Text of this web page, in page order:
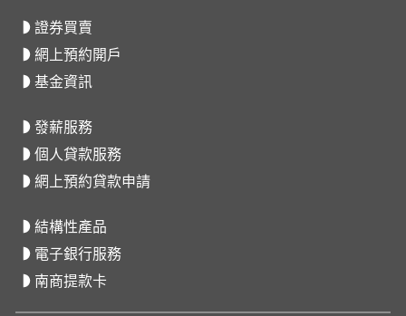
證券買賣
網上預約開戶
基金資訊
發薪服務
個人貸款服務
網上預約貸款申請
結構性產品
電子銀行服務
南商提款卡